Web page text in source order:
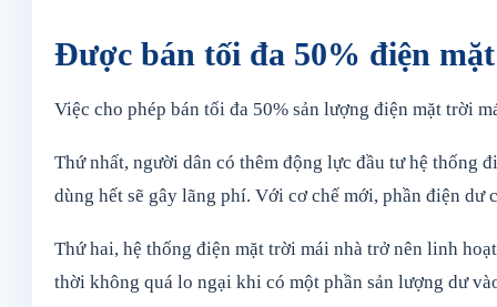
Được bán tối đa 50% điện
Việc cho phép bán tối đa 50% sản lượng điện mặt trời
Thứ nhất, người dân có thêm động lực đầu tư hệ thống
dùng hết sẽ gây lãng phí. Với cơ chế mới, phần điện
Thứ hai, hệ thống điện mặt trời mái nhà trở nên linh
thời không quá lo ngại khi có một phần sản lượng dư